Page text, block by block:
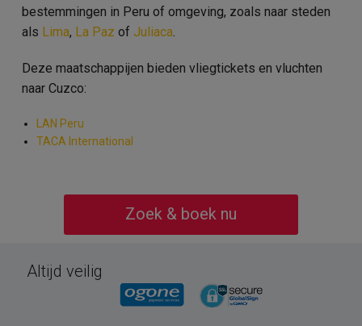
bestemmingen in Peru of omgeving, zoals naar steden
als Lima, La Paz of Juliaca.
Deze maatschappijen bieden vliegtickets en vluchten
naar Cuzco:
LAN Peru
TACA International
Zoek & boek nu
Altijd veilig